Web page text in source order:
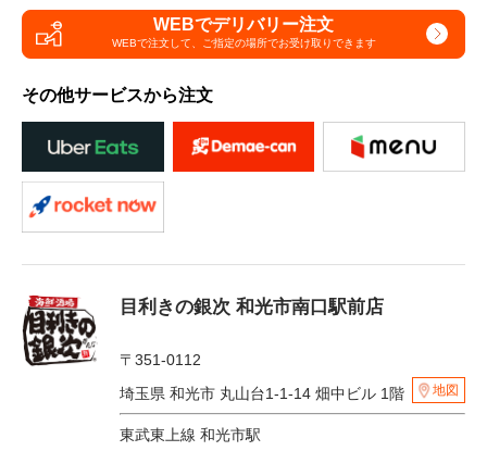
WEBでデリバリー注文
WEBで注文して、 ご指定の場所でお受け取りできます
その他サービスから注文
目利きの銀次 和光市南口駅前店
〒351-0112
埼玉県 和光市 丸山台1-1-14 畑中ビル 1階
地図
東武東上線 和光市駅